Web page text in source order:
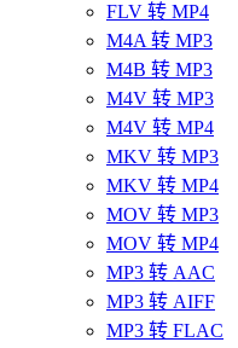
FLV 转 MP4
M4A 转 MP3
M4B 转 MP3
M4V 转 MP3
M4V 转 MP4
MKV 转 MP3
MKV 转 MP4
MOV 转 MP3
MOV 转 MP4
MP3 转 AAC
MP3 转 AIFF
MP3 转 FLAC